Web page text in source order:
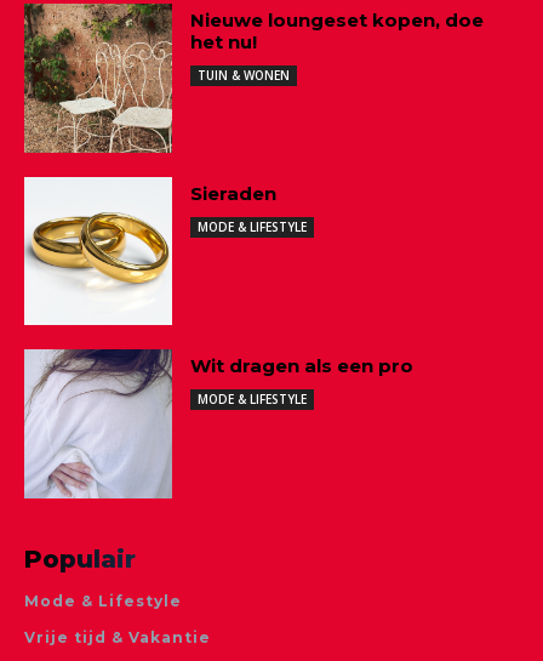
Nieuwe loungeset kopen, doe
het nu!
TUIN & WONEN
Sieraden
MODE & LIFESTYLE
Wit dragen als een pro
MODE & LIFESTYLE
Populair
Mode & Lifestyle
Vrije tijd & Vakantie